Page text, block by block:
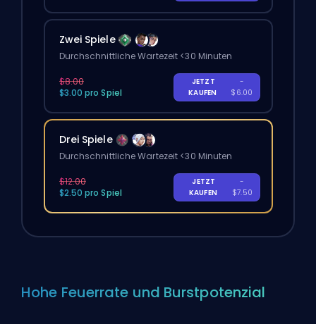
Zwei Spiele
Durchschnittliche Wartezeit <30 Minuten
$8.00
$3.00 pro Spiel
JETZT
KAUFEN
-
$6.00
Drei Spiele
Durchschnittliche Wartezeit <30 Minuten
$12.00
$2.50 pro Spiel
JETZT
KAUFEN
-
$7.50
Hohe Feuerrate und Burstpotenzial